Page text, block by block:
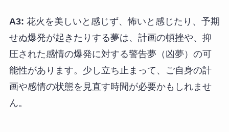
A3: 花火を美しいと感じず、怖いと感じたり、予期
せぬ爆発が起きたりする夢は、計画の頓挫や、抑
圧された感情の爆発に対する警告夢（凶夢）の可
能性があります。少し立ち止まって、ご自身の計
画や感情の状態を見直す時間が必要かもしれませ
ん。